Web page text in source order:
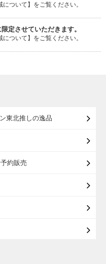
ついて】をご覧ください。
定させていただきます。
ついて】をご覧ください。
東北推しの逸品
約販売